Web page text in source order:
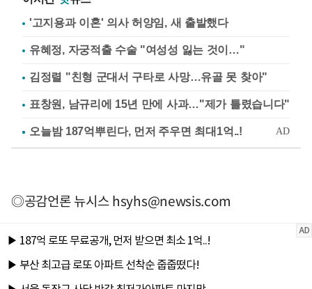
'고지용과 이혼' 의사 허양임, 새 출발했다
유혜정, 자궁적출 수술 "여성성 잃는 것이…"
김정렬 "친형 군대서 구타로 사망…유골 못 찾아"
표창원, 남규리에 15년 만에 사과…"제가 틀렸습니다"
◎공감언론 뉴시스hsyhs@newsis.com